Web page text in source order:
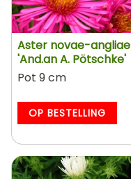
Aster novae-angliae
'And.an A. Pötschke'
Pot 9 cm
OP BESTELLING